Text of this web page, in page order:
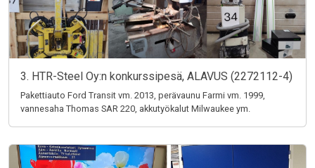
3. HTR-Steel Oy:n konkurssipesä, ALAVUS (2272112-4)
Pakettiauto Ford Transit vm. 2013, perävaunu Farmi vm. 1999,
vannesaha Thomas SAR 220, akkutyökalut Milwaukee ym.